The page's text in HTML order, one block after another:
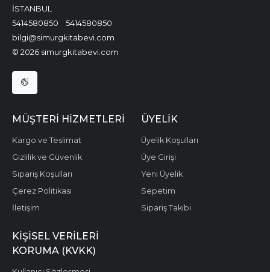
İSTANBUL
5414580850
5414580850
bilgi@simurgkitabevi.com
© 2026 simurgkitabevi.com
MÜŞTERI HIZMETLERI
Kargo ve Teslimat
Gizlilik ve Güvenlik
Sipariş Koşulları
Çerez Politikası
İletişim
ÜYELIK
Üyelik Koşulları
Üye Girişi
Yeni Üyelik
Sepetim
Sipariş Takibi
KIŞISEL VERILERI
KORUMA (KVKK)